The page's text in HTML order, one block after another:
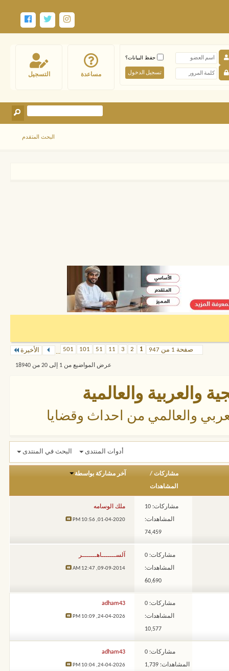
التسجيل مساعدة
حفظ البيانات؟
البحث المتقدم
صفحة 1 من 947 1
2
3
11
51
101
501
... الأخيرة
عرض المواضيع من 1 إلى 20 من 18940
والعربية والعالمية
والعالمي من احداث وقضايا
أدوات المنتدى البحث في المنتدى
مشاركات /
المشاهدات
آخر مشاركة بواسطة
مشاركات: 10
المشاهدات:
74,459
ملك الوسامه
01-04-2020,
10:56 PM
مشاركات: 0
المشاهدات:
60,690
آلســـــــاهـــــــر
09-09-2014,
12:47 AM
مشاركات: 0
المشاهدات:
10,577
adham43
24-04-2026,
10:09 PM
مشاركات: 0
المشاهدات: 1,739
adham43
24-04-2026,
10:04 PM